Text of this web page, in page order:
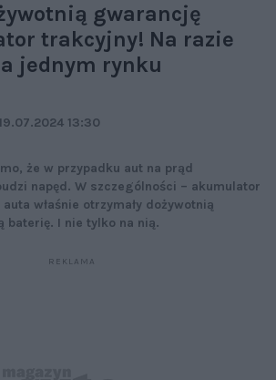
gwarancję
trakcyjny! Na razie
jednym rynku
19.07.2024 13:30
że w przypadku aut na prąd
napęd. W szczególności – akumulator
właśnie otrzymały dożywotnią
baterię. I nie tylko na nią.